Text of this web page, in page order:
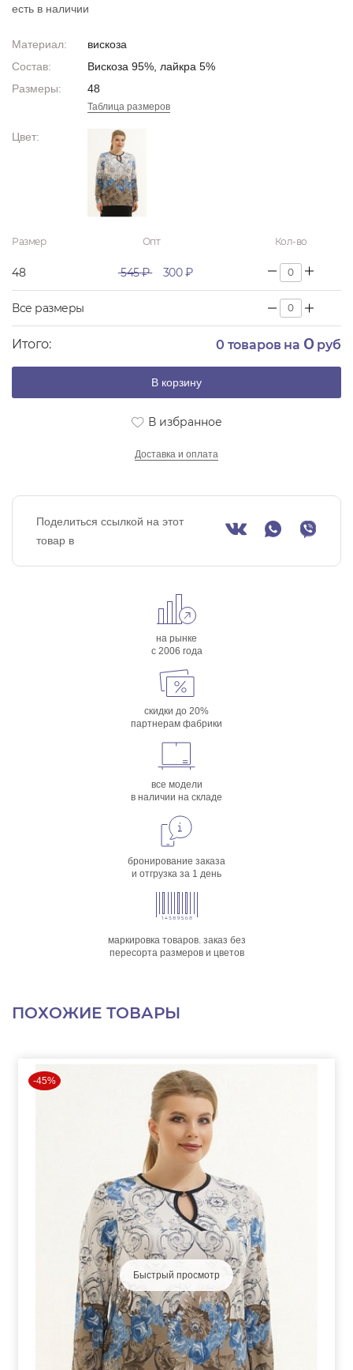
есть в наличии
Материал:
вискоза
Состав:
Вискоза 95%, лайкра 5%
Размеры:
48
Таблица размеров
Цвет:
Размер Опт Кол-во
48 545 ₽ 300 ₽
Все размеры
Итого: 0 товаров на 0руб
В корзину
В избранное
Доставка и оплата
Поделиться ссылкой на этот
товар в
на рынке
с 2006 года
скидки до 20%
партнерам фабрики
все модели
в наличии на складе
бронирование заказа
и отгрузка за 1 день
маркировка товаров. заказ без
пересорта размеров и цветов
ПОХОЖИЕ ТОВАРЫ
-45%
Быстрый просмотр